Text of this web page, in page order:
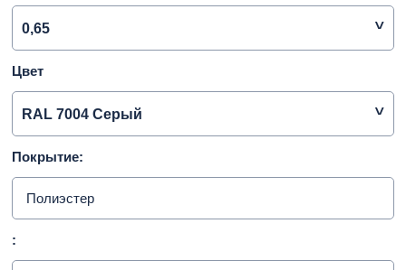
0,65
Цвет
RAL 7004 Серый
Покрытие:
Полиэстер
: